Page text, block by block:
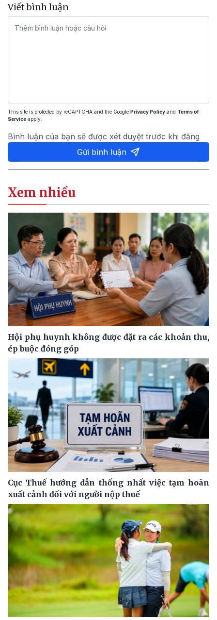
Viết bình luận
This site is protected by reCAPTCHA and the Google Privacy Policy and Terms of
Service apply.
Bình luận của bạn sẽ được xét duyệt trước khi đăng
Gửi bình luận
Xem nhiều
Hội phụ huynh không được đặt ra các khoản thu,
ép buộc đóng góp
Cục Thuế hướng dẫn thống nhất việc tạm hoãn
xuất cảnh đối với người nộp thuế